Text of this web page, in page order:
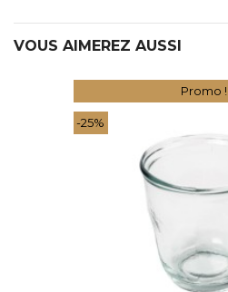
VOUS AIMEREZ AUSSI
Promo !
-25%